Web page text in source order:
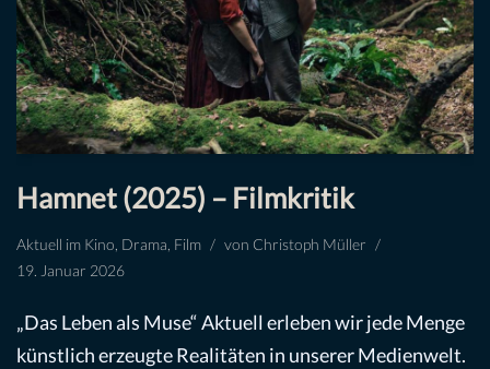
Hamnet (2025) – Filmkritik
Aktuell im Kino, Drama, Film von Christoph Müller
19. Januar 2026
„Das Leben als Muse“ Aktuell erleben wir jede Menge
künstlich erzeugte Realitäten in unserer Medienwelt.